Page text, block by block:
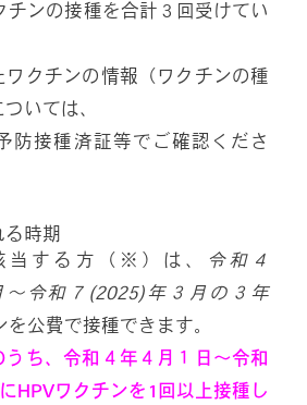
ンの接種を合計３回受けてい
ワクチンの情報（ワクチンの種
いては、
防接種済証等でご確認くださ
時期
当する方（※）は、
令和４
～令和７(2025)年３月の３年
公費で接種できます。
うち、令和４年４月１日～令和
HPVワクチンを1回以上接種し